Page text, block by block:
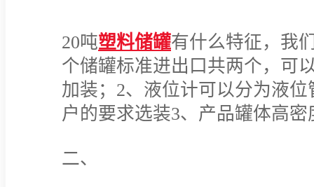
20吨塑料储罐有什么特征，我
个储罐标准进出口共两个，可
加装；2、液位计可以分为液
户的要求选装3、产品罐体高
二、